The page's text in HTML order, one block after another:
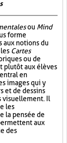
ou Mind
forme
aux notions du
Cartes
ou de
plutôt aux élèves
en
images qui y
et de dessins
visuellement. Il
les
la pensée de
aux
des